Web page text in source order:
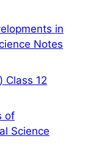
in
Notes
Class 12
of
Science